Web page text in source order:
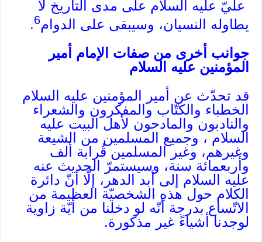
عليّ عليه السلام على مدى التاريخ لا
يطاوله النسيان، وسيبقى على الدوام6
.
جوانب أخرى من صفات الإمام أمير
المؤمنين عليه السلام
قد تحدّث عن أمير المؤمنين عليه السلام
الخطباء والكتّاب والمفكرون والشعراء
والنادبون والمادحون لأهل البيت عليه
السلام ، وجميع المسلمين من الشيعة
وغيرهم، وغير المسلمين قُرابة ألف
وأربعمائة سنة، وسيستمرّ الحديث عنه
عليه السلام إلى أبد الدهر، إلّا أنّ دائرة
الكلام حول هذهِ الشخصيّة العظيمة من
الاتّساع بدرجة أنّه لو دخلنا من أيّة زاوية
لوجدنا أشياءً غير مذكورة.